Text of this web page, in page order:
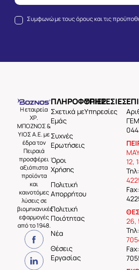
Συμφωνώ με τουςόρους και τις
Η εταιρεία
ΧΡ.
ΜΠΟΖΝΟΣ &
ΥΙΟΣ Α.Ε. με
έδρα τον
Πειραιά
προσφέρει
αξιόπιστα
προϊόντα
και
καινοτόμες
λύσεις σε
βιομηχανικές
εφαρμογές
από το 1948.
ΠΛΗΡΟΦΟΡΙΕΣ
Σχετικά με
Εμάς
Συχνές
Ερωτήσεις
Όροι
Χρήσης
Πολιτική
Απορρήτου
Πολιτική
Ποιότητας
Νέα
Θέσεις
Εργασίας
ΥΠΗΡΕΣΙΕΣ
Υπηρεσίες
12,
Τηλ:
26,
Τηλ: